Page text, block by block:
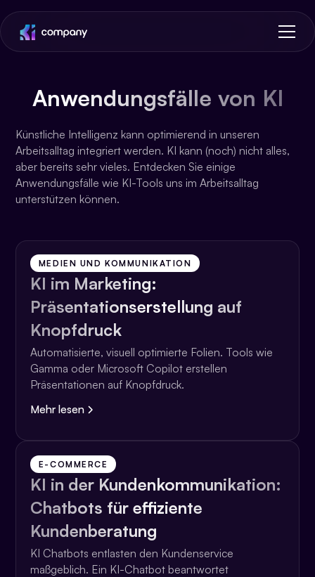
Anwendungsfälle von KI
Künstliche Intelligenz kann optimierend in unseren
Arbeitsalltag integriert werden. KI kann (noch) nicht alles,
aber bereits sehr vieles. Entdecken Sie einige
Anwendungsfälle wie KI-Tools uns im Arbeitsalltag
unterstützen können.
MEDIEN UND KOMMUNIKATION
KI im Marketing:
Präsentationserstellung auf
Knopfdruck
Automatisierte, visuell optimierte Folien. Tools wie
Gamma oder Microsoft Copilot erstellen
Präsentationen auf Knopfdruck.
Mehr lesen
E-COMMERCE
KI in der Kundenkommunikation:
Chatbots für effiziente
Kundenberatung
KI Chatbots entlasten den Kundenservice
maßgeblich. Ein KI-Chatbot beantwortet